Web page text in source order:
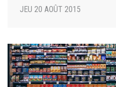
JEU 20 AOÛT 2015